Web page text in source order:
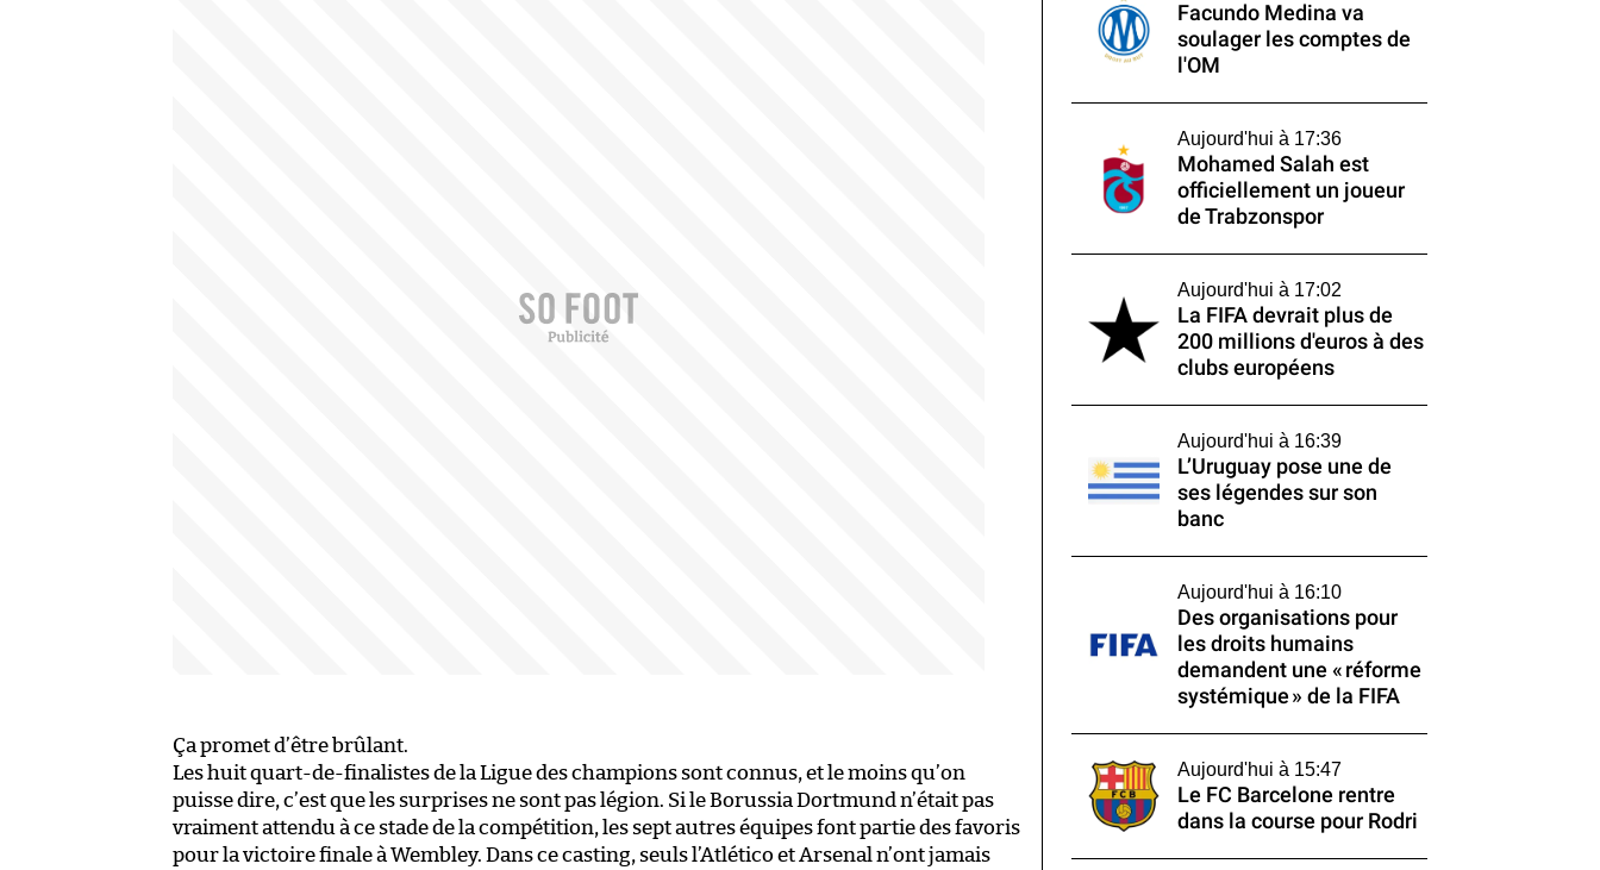
Ça promet d’être brûlant.
Les huit quart-de-finalistes de la Ligue des champions sont connus, et le moins qu’on
puisse dire, c’est que les surprises ne sont pas légion. Si le Borussia Dortmund n’était pas
vraiment attendu à ce stade de la compétition, les sept autres équipes font partie des favoris
pour la victoire finale à Wembley. Dans ce casting, seuls l’Atlético et Arsenal n’ont jamais
Facundo Medina va
soulager les comptes de
l'OM
Aujourd'hui à 17:36
Mohamed Salah est
officiellement un joueur
de Trabzonspor
Aujourd'hui à 17:02
La FIFA devrait plus de
200 millions d'euros à des
clubs européens
Aujourd'hui à 16:39
L’Uruguay pose une de
ses légendes sur son
banc
Aujourd'hui à 16:10
Des organisations pour
les droits humains
demandent une « réforme
systémique » de la FIFA
Aujourd'hui à 15:47
Le FC Barcelone rentre
dans la course pour Rodri